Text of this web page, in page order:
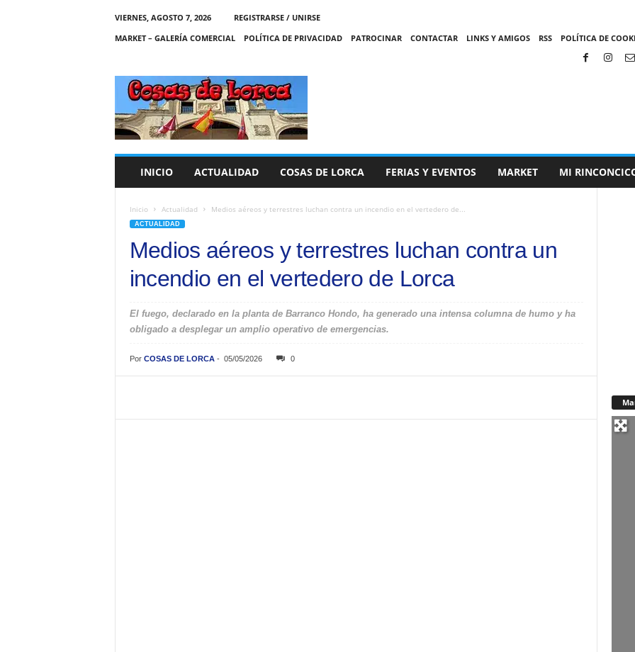
VIERNES, AGOSTO 7, 2026
REGISTRARSE / UNIRSE
MARKET – GALERÍA COMERCIAL
POLÍTICA DE PRIVACIDAD PATROCINAR CONTACTAR LINKS Y AMIGOS RSS POLÍTICA DE
C
A
S
INICIO ACTUALIDAD COSAS DE LORCA FERIAS Y EVENTOS MARKET MI
Inicio Actualidad Medios aéreos y terrestres luchan contra un incendio en el vertedero de...
ACTUALIDAD
Medios aéreos y terrestres luchan contra un
incendio en el vertedero de Lorca
El fuego, declarado en la planta de Barranco Hondo, ha generado una intensa columna de humo y ha
obligado a desplegar un amplio operativo de emergencias.
Por COSAS DE LORCA- 05/05/2026 0